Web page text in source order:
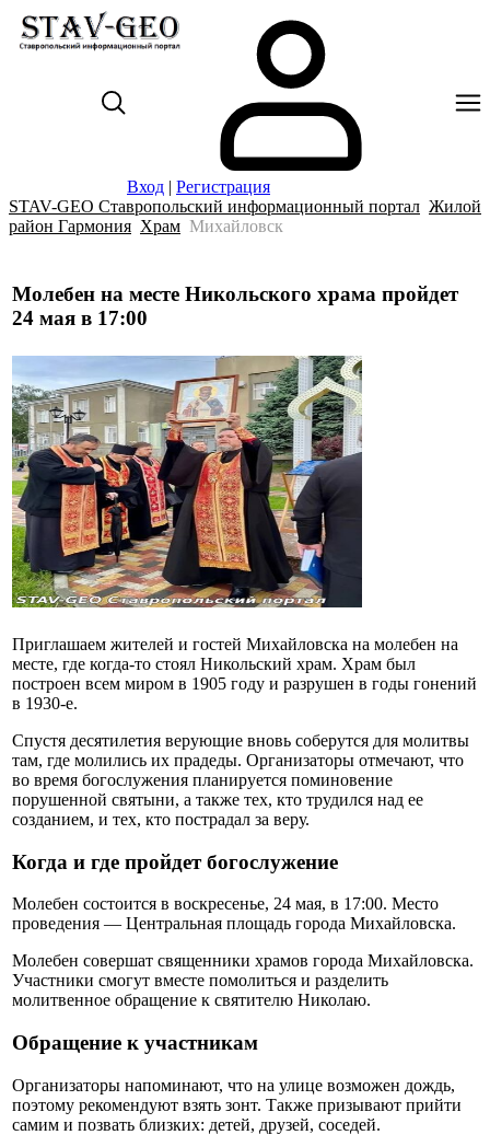
Вход | Регистрация
STAV-GEO Ставропольский информационный портал Жилой
район Гармония Храм Михайловск
Молебен на месте Никольского храма пройдет
24 мая в 17:00
Приглашаем жителей и гостей Михайловска на молебен на
месте, где когда-то стоял Никольский храм. Храм был
построен всем миром в 1905 году и разрушен в годы гонений
в 1930-е.
Спустя десятилетия верующие вновь соберутся для молитвы
там, где молились их прадеды. Организаторы отмечают, что
во время богослужения планируется поминовение
порушенной святыни, а также тех, кто трудился над ее
созданием, и тех, кто пострадал за веру.
Когда и где пройдет богослужение
Молебен состоится в воскресенье, 24 мая, в 17:00. Место
проведения — Центральная площадь города Михайловска.
Молебен совершат священники храмов города Михайловска.
Участники смогут вместе помолиться и разделить
молитвенное обращение к святителю Николаю.
Обращение к участникам
Организаторы напоминают, что на улице возможен дождь,
поэтому рекомендуют взять зонт. Также призывают прийти
самим и позвать близких: детей, друзей, соседей.